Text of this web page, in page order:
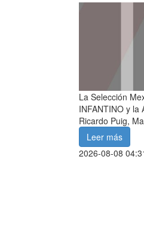
La Selección
INFANTINO y la
Ricardo Puig,
Leer más
2026-08-08